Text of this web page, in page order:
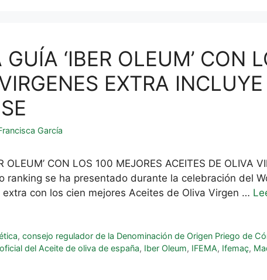
‘IBER OLEUM’ CON
EXTRA
García
OLEUM’ CON LOS 100 MEJORES ACEITES DE OLIVA
ranking se ha presentado durante la celebración del
con los cien mejores Aceites de Oliva Virgen …
,consejo regulador de la Denominación de Origen Priego de
del Aceite de oliva de españa, Iber Oleum, IFEMA, Ifemaç,